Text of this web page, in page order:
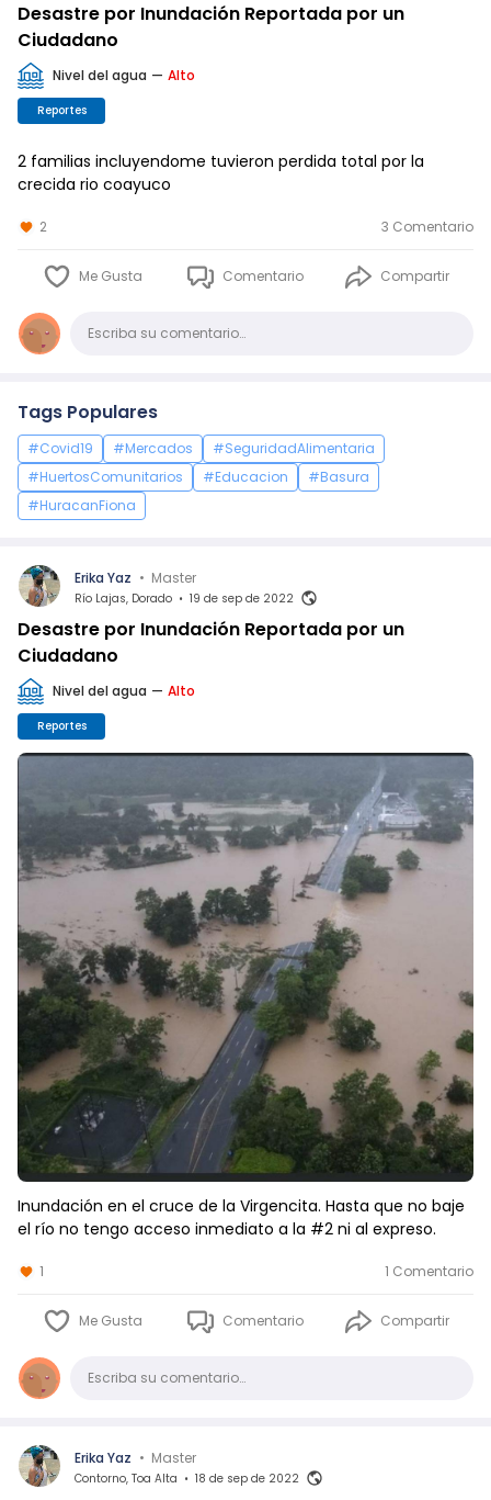
Desastre por Inundación Reportada por un
Ciudadano
Nivel del agua — Alto
Reportes
2 familias incluyendome tuvieron perdida total por la
crecida rio coayuco
2 3 Comentario
Me Gusta Comentario Compartir
ComentarioEscriba su comentario…
Tags Populares
#Covid19 #Mercados
#SeguridadAlimentaria
#HuertosComunitarios
#Educacion
#Basura
#HuracanFiona
Erika Yaz • Master
Río Lajas, Dorado • 19 de sep de 2022
Desastre por Inundación Reportada por un
Ciudadano
Nivel del agua — Alto
Reportes
Inundación en el cruce de la Virgencita. Hasta que no baje
el río no tengo acceso inmediato a la #2 ni al expreso.
1 1 Comentario
Me Gusta Comentario Compartir
ComentarioEscriba su comentario…
Erika Yaz • Master
Contorno, Toa Alta • 18 de sep de 2022